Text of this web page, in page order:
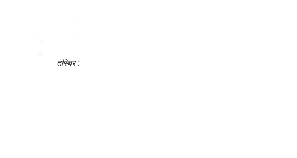
तस्बिर :